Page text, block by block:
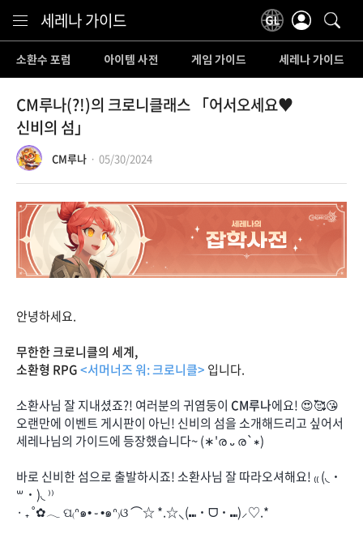
세레나 가이드
소환수 포럼 아이템 사전 게임 가이드 세레나 가이드
CM루나(?!)의 크로니클래스 「어서오세요♥
신비의 섬」
CM루나 05/30/2024
안녕하세요.
무한한 크로니클의 세계,
소환형 RPG<서머너즈 워: 크로니클> 입니다.
소환사님 잘 지내셨죠?! 여러분의 귀염둥이 CM루나에요! 😍🥰😘
오랜만에 이벤트 게시판이 아닌! 신비의 섬을 소개해드리고 싶어서
세레나님의 가이드에 등장했습니다~ (∗'ര ᎑ ര`∗)
바로 신비한 섬으로 출발하시죠! 소환사님 잘 따라오셔해요! ₍₍ (◟˙
꒳​˙)◟ ⁾⁾
· ₊ ˚✿𓂃 ପ₍ᐢ๑• ֊ •๑ᐢ₎ଓ ⌒☆ *.☆⸜(⑉˙ᗜ˙⑉)⸝♡.*